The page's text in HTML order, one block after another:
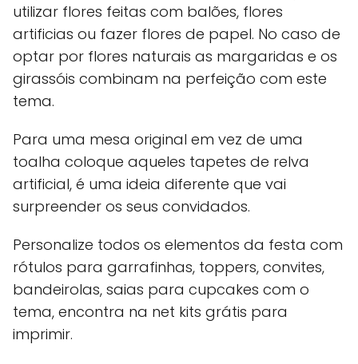
utilizar flores feitas com balões, flores
artificias ou fazer flores de papel. No caso de
optar por flores naturais as margaridas e os
girassóis combinam na perfeição com este
tema.
Para uma mesa original em vez de uma
toalha coloque aqueles tapetes de relva
artificial, é uma ideia diferente que vai
surpreender os seus convidados.
Personalize todos os elementos da festa com
rótulos para garrafinhas, toppers, convites,
bandeirolas, saias para cupcakes com o
tema, encontra na net kits grátis para
imprimir.